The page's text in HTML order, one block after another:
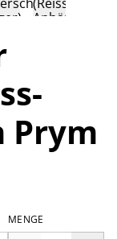
Prym
MENGE